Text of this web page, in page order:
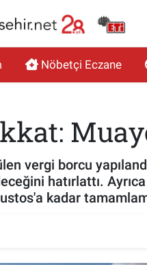
Nöbetçi Eczane
vergi borcu
hatırlattı. Ayrıca
kadar